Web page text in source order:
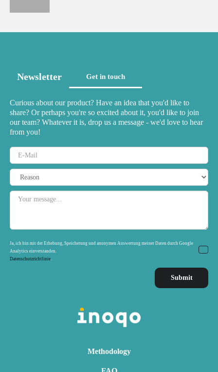
Methodology
Newsletter Get in touch
Curious about our product? Have an idea that you'd like to
share? Or perhaps you're so excited about it, you'd like to join
our team? Whatever it is, drop us a message - we'd love to hear
from you!
Ja, ich bin mit der Erhebung, Speicherung und anonymen Auswertung meiner Daten durch Google
Analytics einverstanden.
Datenschutzrichtlinie.